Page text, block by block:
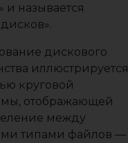
и называется
дискового
иллюстрируется
круговой
отображающей
между
типами файлов —